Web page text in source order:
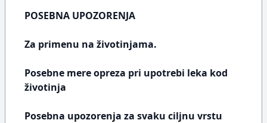
POSEBNA UPOZORENJA
Za primenu na životinjama.
Posebne mere opreza pri upotrebi leka kod
životinja
Posebna upozorenja za svaku ciljnu vrstu